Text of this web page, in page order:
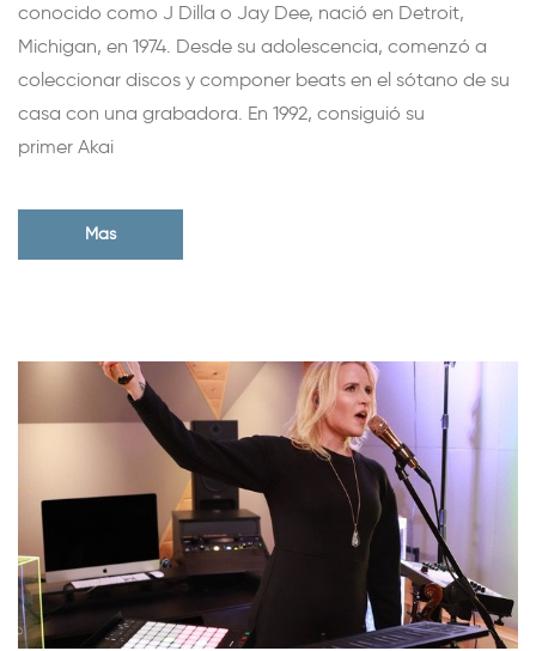
conocido como J Dilla o Jay Dee, nació en Detroit,
Michigan, en 1974. Desde su adolescencia, comenzó a
coleccionar discos y componer beats en el sótano de su
casa con una grabadora. En 1992, consiguió su
primer Akai
Mas